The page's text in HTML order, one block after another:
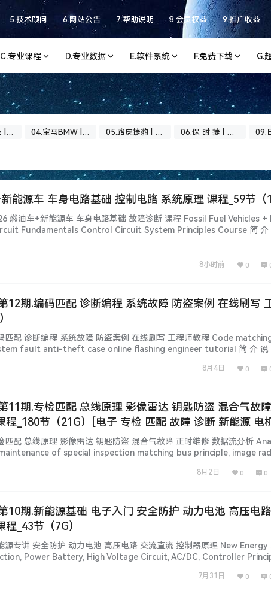
5.技术顾问 6.网站公告 7.帮助说明 8.会员权益 9.推广收益
C.专业课程 D.专业数据 E.软件系统 F.免费下载 G.
04.宝马BMW |
05.路虎捷豹 | 专
06.保 时 捷 | 专
09.
能源车 车身电路基础 控制电路 系统原理 课程_59节（
燃油车+新能源车 车身电路基础 故障诊断 课程 Fossil Fuel Vehicles +
Fundamentals Control Circuit System Principles Course 简 介
8小时前 0
12期.编码匹配 诊断编程 系统故障 防盗案例 在线刷写
匹配 诊断编程 系统故障 防盗案例 在线刷写 工程师教程 Code
fault anti-theft case online flashing engineer tutorial 简 介 说
8月4日 0
11期.专检匹配 总线原理 影像雷达 钥匙防盗 混合气故
程_180节（21G）[电子 专检 匹配 故障 诊断 新能源 电
匹配 总线原理 影像雷达 钥匙防盗 混合气故障 正时维修 数据流分析
of special inspection matching bus principle, image
8月2日 0 0
10期.新能源基础 电子入门 安全防护 动力电池 高压电
_43节（7G）
专讲 安全防护 动力电池 高压电路 交流直流 控制器原理 New Energy
Power Battery, High Voltage Circuit, AC/DC, Controller
7月31日 0